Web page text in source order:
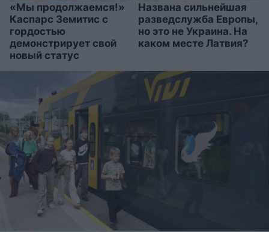
«Мы продолжаемся!»
Каспарс Земитис с
гордостью
демонстрирует свой
новый статус
Названа сильнейшая
разведслужба Европы,
но это не Украина. На
каком месте Латвия?